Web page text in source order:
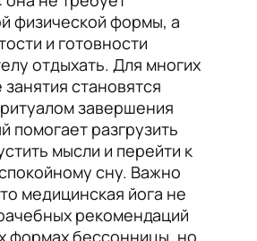
физической формы, а
и готовности
отдыхать. Для многих
становятся
завершения
помогает разгрузить
мысли и перейти к
сну. Важно
медицинская йога не
рекомендаций
формах бессонницы, но